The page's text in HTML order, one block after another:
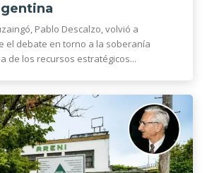
Pablo Descalzo, volvió a
el debate en torno a la soberanía
de los recursos estratégicos...